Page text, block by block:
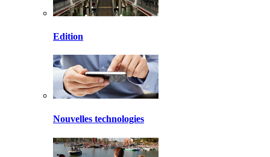
Edition
Nouvelles technologies